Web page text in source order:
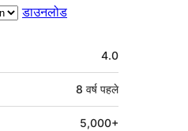
डाउनलोड
4.0
8 वर्ष पहले
5,000+